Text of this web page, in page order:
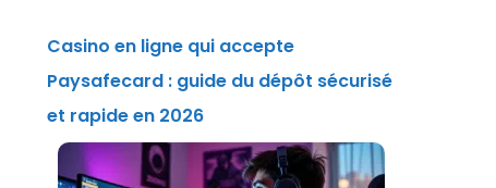
Casino en ligne qui accepte
Paysafecard : guide du dépôt sécurisé
et rapide en 2026